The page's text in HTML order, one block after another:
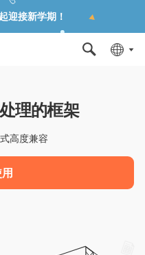
迎接新学期！
理的框架
高度兼容